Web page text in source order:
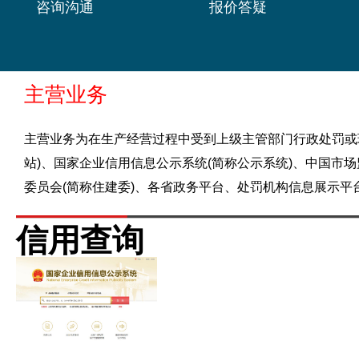
咨询沟通 报价答疑
主营业务
主营业务为在生产经营过程中受到上级主管部门行政处罚
站)、国家企业信用信息公示系统(简称公示系统)、中国市
委员会(简称住建委)、各省政务平台、处罚机构信息展示
信用查询